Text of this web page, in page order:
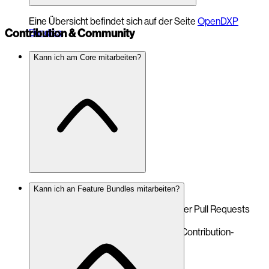
Eine Übersicht befindet sich auf der Seite OpenDXP
Bundles.
Contribution & Community
Kann ich am Core mitarbeiten?
Ja.
Der Core ist Open Source. Beiträge über Pull Requests
Bitte orientiere dich an den jeweiligen Contribution-
Repository
Kann ich an Feature Bundles mitarbeiten?